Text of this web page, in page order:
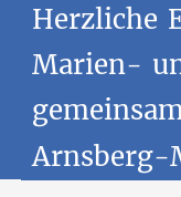
Herzliche
Marien-
Arnsberg-